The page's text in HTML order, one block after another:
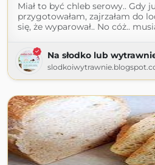
Miał to być chleb serowy.. Gdy
przygotowałam, zajrzałam do
się, że wyparował.. No cóż..
Na słodko lub